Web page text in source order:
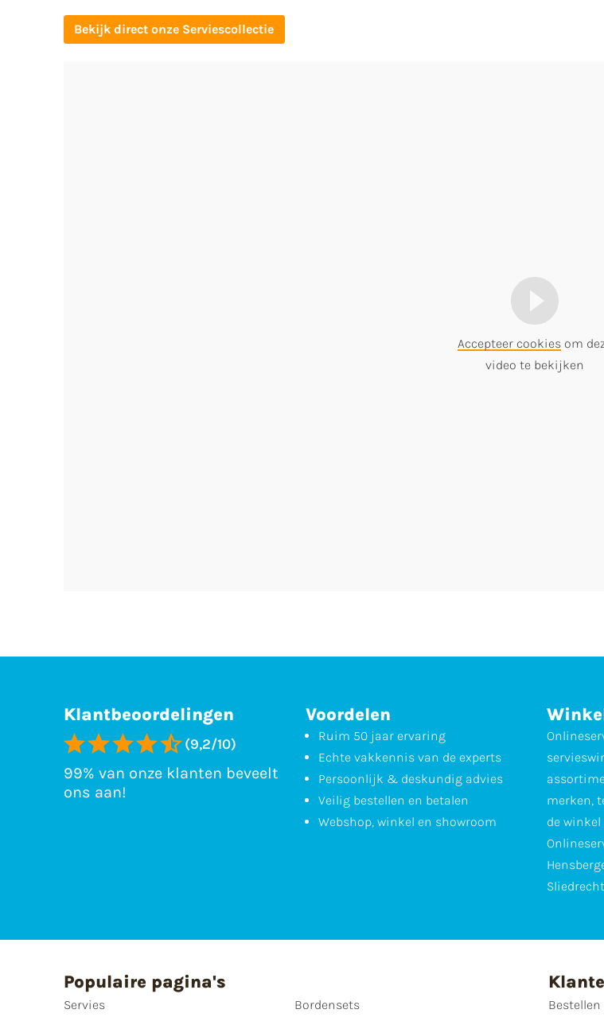
Bekijk direct onze Serviescollectie
Accepteer cookies om
video te bekijken
Klantbeoordelingen
(9,2/10)
99% van onze klanten beveelt
ons aan!
Voordelen
Ruim 50 jaar ervaring
Echte vakkennis van de experts
Persoonlijk & deskundig advies
Veilig bestellen en betalen
Webshop, winkel en showroom
merken,
de
Populaire pagina's
Servies
Bordensets
Bestellen